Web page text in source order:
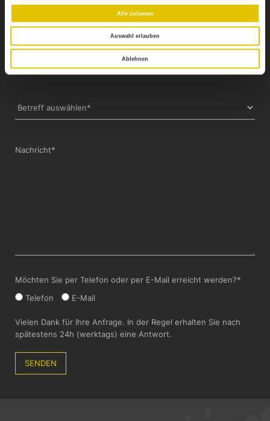
Alle zulassen
Auswahl erlauben
Ablehnen
Telefonnummer*
Nachricht*
Möchten Sie per Telefon oder per E-Mail erreicht werden?*
Telefon
E-Mail
Vielen Dank für Ihre Anfrage. In der Regel erhalten Sie nach
spätestens 24h (werktags) eine Antwort.